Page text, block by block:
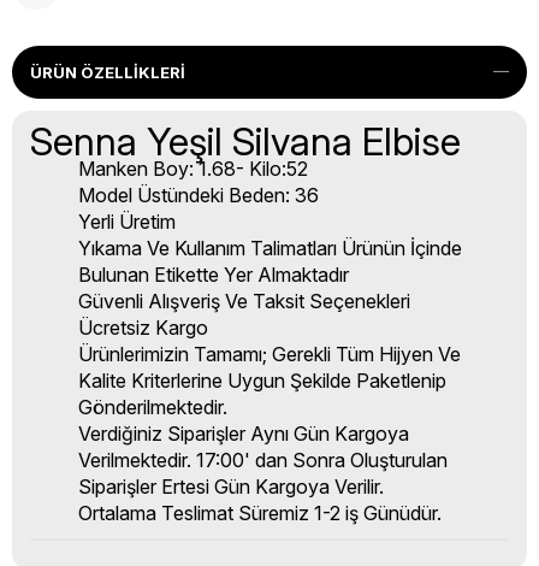
ÜRÜN ÖZELLIKLERI
Senna Yeşil Silvana Elbise
Manken Boy: 1.68- Kilo:52
Model Üstündeki Beden: 36
Yerli Üretim
Yıkama Ve Kullanım Talimatları Ürünün İçinde
Bulunan Etikette Yer Almaktadır
Güvenli Alışveriş Ve Taksit Seçenekleri
Ücretsiz Kargo
Ürünlerimizin Tamamı; Gerekli Tüm Hijyen Ve
Kalite Kriterlerine Uygun Şekilde Paketlenip
Gönderilmektedir.
Verdiğiniz Siparişler Aynı Gün Kargoya
Verilmektedir. 17:00' dan Sonra Oluşturulan
Siparişler Ertesi Gün Kargoya Verilir.
Ortalama Teslimat Süremiz 1-2 iş Günüdür.